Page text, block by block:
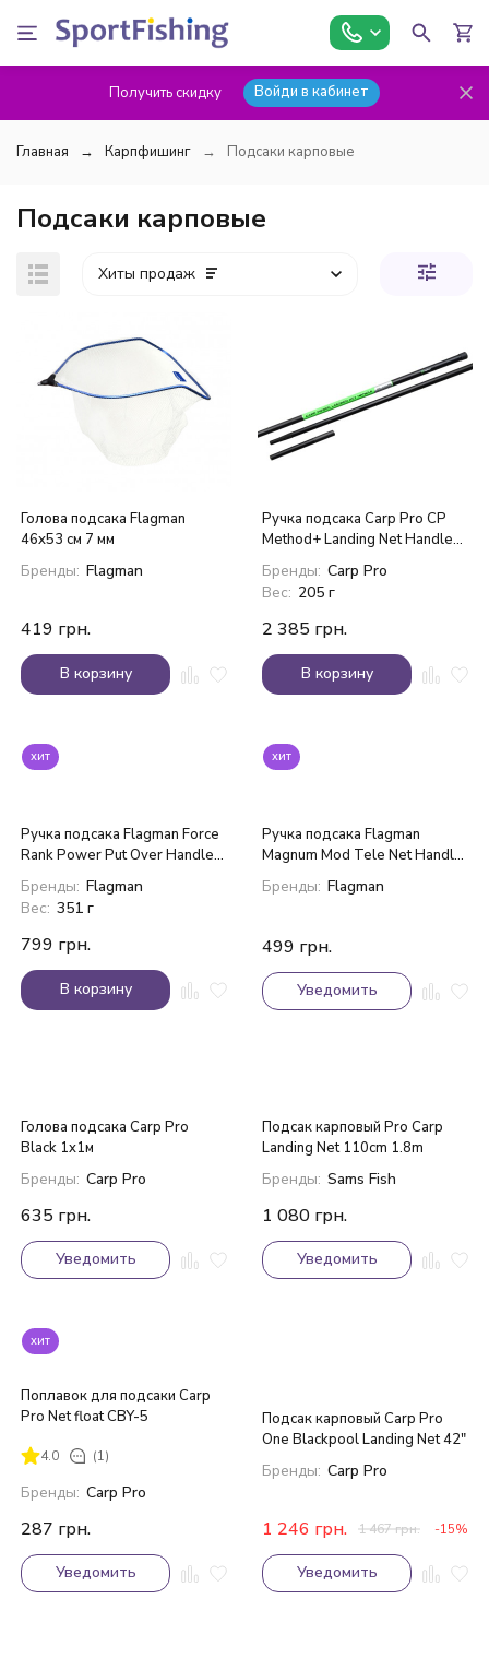
Получить скидку Войди в кабинет
Главная Карпфишинг Подсаки карповые
Подсаки карповые
Хиты продаж
покупателей
Голова подсака Flagman
46x53 см 7 мм
Бренды: Flagman
419 грн.
В корзину
Ручка подсака Carp Pro CP
Method+ Landing Net Handle
3.3м
Бренды: Carp Pro
Вес: 205 г
2 385 грн.
В корзину
хит
Ручка подсака Flagman Force
Rank Power Put Over Handle
3.4м
Бренды: Flagman
Вес: 351 г
799 грн.
В корзину
хит
Ручка подсака Flagman
Magnum Mod Tele Net Handle
3 м
Бренды: Flagman
499 грн.
Уведомить
Голова подсакa Carp Pro
Black 1x1м
Бренды: Carp Pro
635 грн.
Уведомить
Подсак карповый Pro Carp
Landing Net 110cm 1.8m
Бренды: Sams Fish
1 080 грн.
Уведомить
хит
Поплавок для подсаки Carp
Pro Net float CBY-5
4.0 (1)
Бренды: Carp Pro
287 грн.
Уведомить
Подсак карповый Carp Pro
One Blackpool Landing Net 42"
Бренды: Carp Pro
1 246 грн. 1 467грн. -15%
Уведомить